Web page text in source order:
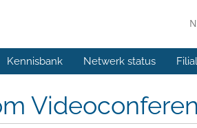
Kennisbank Netwerk status